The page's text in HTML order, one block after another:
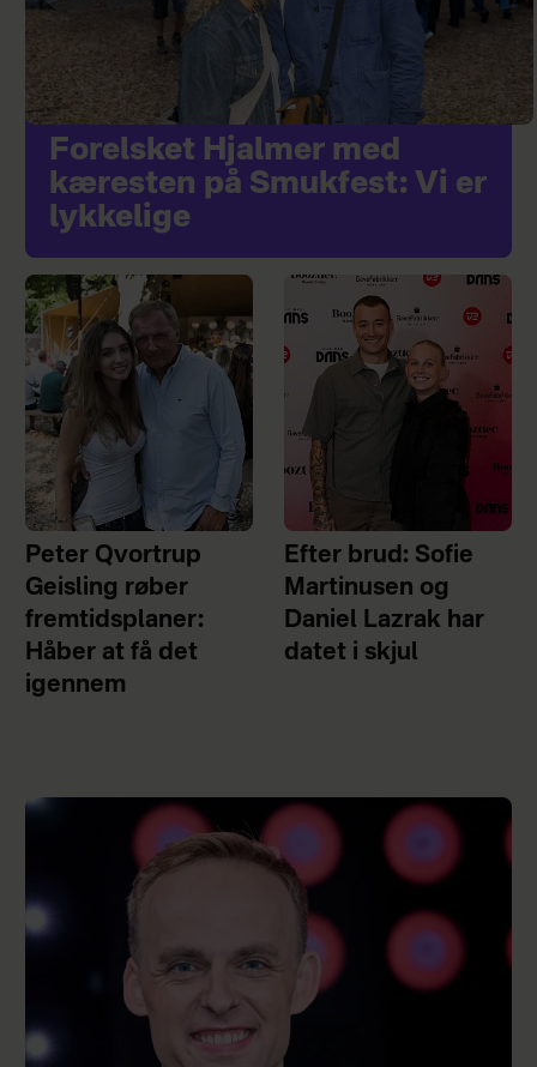
Forelsket Hjalmer med
kæresten på Smukfest: Vi er
lykkelige
Peter Qvortrup
Geisling røber
fremtidsplaner:
Håber at få det
igennem
Efter brud: Sofie
Martinusen og
Daniel Lazrak har
datet i skjul